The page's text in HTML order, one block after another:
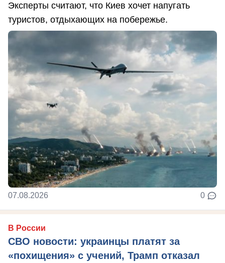
Эксперты считают, что Киев хочет напугать
туристов, отдыхающих на побережье.
07.08.2026 0
В России
СВО новости: украинцы платят за
«похищения» с учений, Трамп отказал